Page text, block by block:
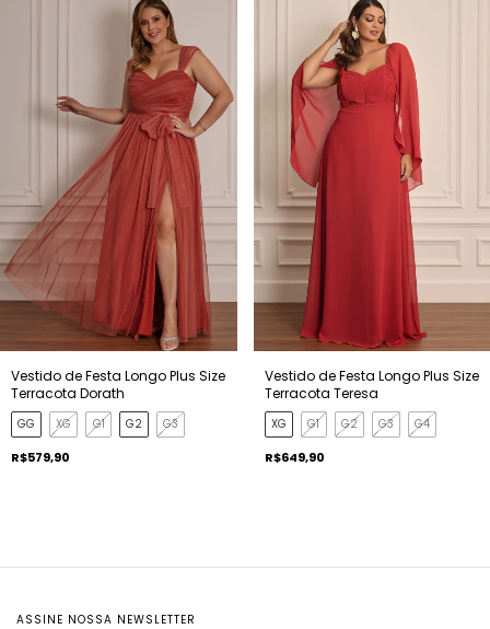
Vestido de Festa Longo Plus Size
Terracota Dorath
GG XG G1 G2 G3
R$579,90
Vestido de Festa Longo Plus Size
Terracota Teresa
XG G1 G2 G3 G4
R$649,90
ASSINE NOSSA NEWSLETTER